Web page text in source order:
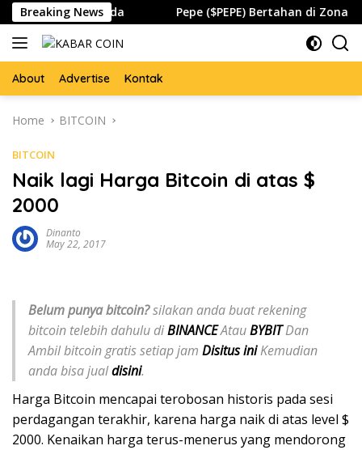
Skip
to
content
Breaking News
Waspada Pepe ($PEPE) Bertahan di Zona
About Advertise Kontak
Home BITCOIN
BITCOIN
Naik lagi Harga Bitcoin di atas $
2000
Dinanto
May 22, 2017
Belum punya bitcoin?silakan anda buat rekening
bitcoin telebih dahulu diBINANCEAtauBYBITDan
Ambil bitcoin gratis setiap jam Disitus iniKemudian
anda bisa jualdisini.
Harga Bitcoin mencapai terobosan historis pada sesi
perdagangan terakhir, karena harga naik di atas level $
2000. Kenaikan harga terus-menerus yang mendorong